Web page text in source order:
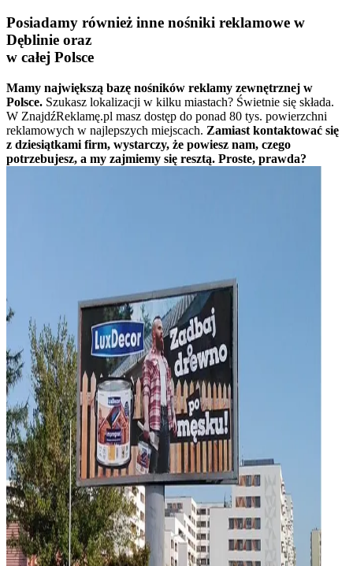
Posiadamy również inne nośniki reklamowe w
Dęblinie oraz
w całej Polsce
Mamy największą bazę nośników reklamy zewnętrznej w
Polsce. Szukasz lokalizacji w kilku miastach? Świetnie się składa.
W ZnajdźReklamę.pl masz dostęp do ponad 80 tys. powierzchni
reklamowych w najlepszych miejscach. Zamiast kontaktować się
z dziesiątkami firm, wystarczy, że powiesz nam, czego
potrzebujesz, a my zajmiemy się resztą. Proste, prawda?